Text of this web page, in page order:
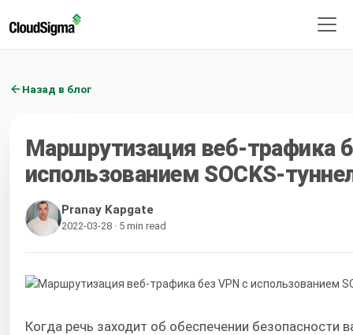
Назад в блог
Маршрутизация веб-трафика
использованием SOCKS-
Pranay Kapgate
2022-03-28 · 5 min read
Когда речь заходит об обеспечении безопасности